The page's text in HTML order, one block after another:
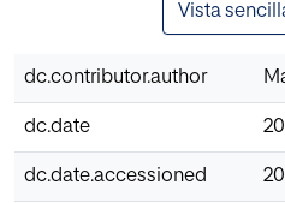
Vista
dc.contributor.author
dc.date
dc.date.accessioned